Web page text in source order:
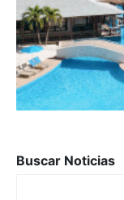
Buscar Noticias